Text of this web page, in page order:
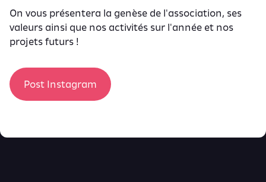
On vous présentera la genèse de l'association, ses
valeurs ainsi que nos activités sur l'année et nos
projets futurs !
Post Instagram